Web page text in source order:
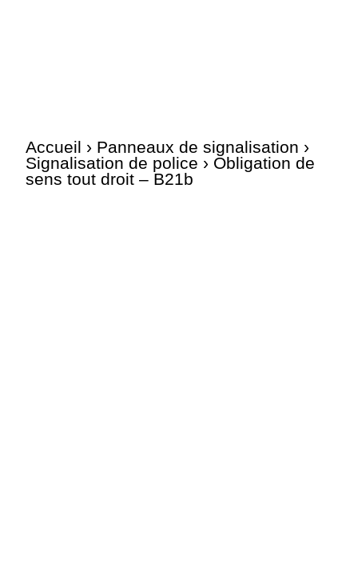
Accueil › Panneaux de signalisation ›
Signalisation de police › Obligation de
sens tout droit – B21b